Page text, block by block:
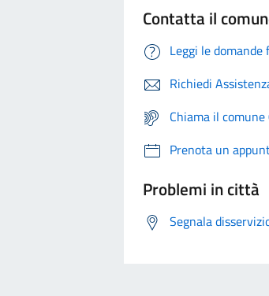
Contatta il
Leggi le
Richiedi
Chiama il
Prenota un
Problemi in città
Segnala